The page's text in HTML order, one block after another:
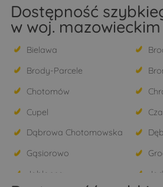
Dostępność
w woj. mazowieckim
Bielawa
Brody-Parcele
Chotomów
Cupel
Dąbrowa Chotomowska
Gąsiorowo
Jabłonna